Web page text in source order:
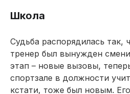
Школа
Судьба распорядилась так,
тренер был вынужден
этап – новые вызовы,
спортзале в должности
кстати, тоже был новым.